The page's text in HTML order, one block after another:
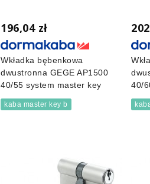
196,04 zł
Wkładka bębenkowa
dwustronna GEGE AP1500
40/55 system master key
kaba master key b
40/